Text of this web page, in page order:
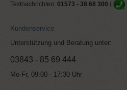
Textnachrichten: 01573 - 38 68 300 (
Kundenservice
Unterstützung und Beratung unter:
03843 - 85 69 444
Mo-Fr, 09:00 - 17:30 Uhr